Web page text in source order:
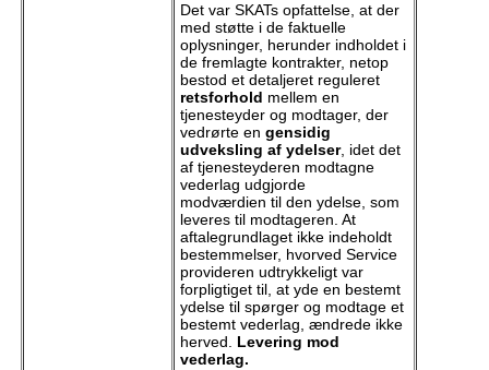
Det var SKATs opfattelse, at der
med støtte i de faktuelle
oplysninger, herunder indholdet i
de fremlagte kontrakter, netop
bestod et detaljeret reguleret
retsforhold mellem en
tjenesteyder og modtager, der
vedrørte en gensidig
udveksling af ydelser, idet det
af tjenesteyderen modtagne
vederlag udgjorde
modværdien til den ydelse, som
leveres til modtageren. At
aftalegrundlaget ikke indeholdt
bestemmelser, hvorved Service
provideren udtrykkeligt var
forpligtiget til, at yde en bestemt
ydelse til spørger og modtage et
bestemt vederlag, ændrede ikke
herved. Levering mod
vederlag.